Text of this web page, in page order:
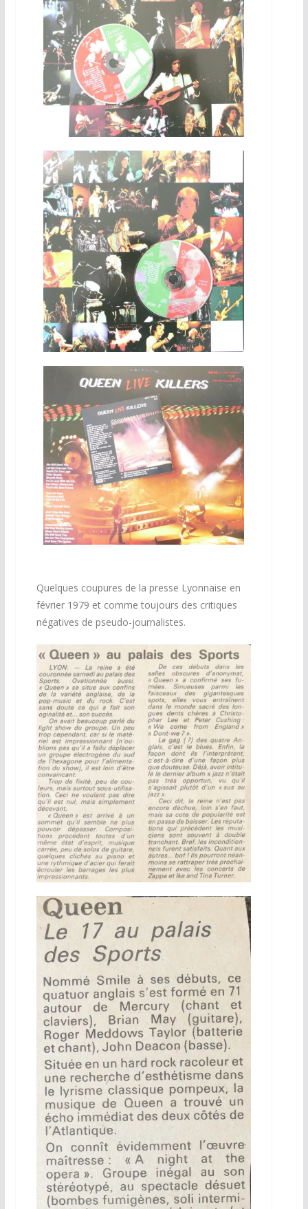
Quelques coupures de la presse Lyonnaise en
février 1979 et comme toujours des critiques
négatives de pseudo-journalistes.